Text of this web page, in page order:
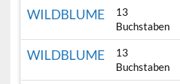
WILDBLUME
13
Buchstaben
WILDBLUME
13
Buchstaben